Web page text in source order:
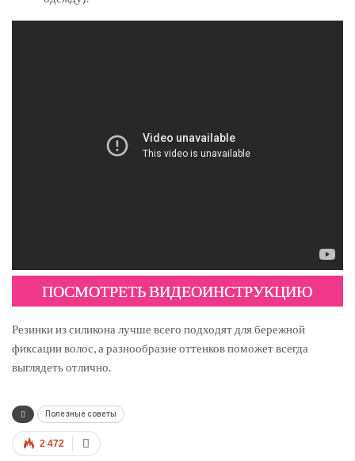
ПОСМОТРЕТЬ ВИДЕОИНСТРУКЦИЮ
Резинки из силикона лучше всего подходят для бережной
фиксации волос, а разнообразие оттенков поможет всегда
выглядеть отлично.
Полезные советы
2 472